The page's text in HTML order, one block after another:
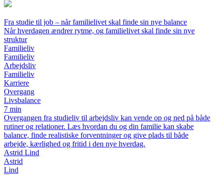
Fra studie til job – når familielivet skal finde sin nye balance
Når hverdagen ændrer rytme, og familielivet skal finde sin nye
struktur
Familieliv
Familieliv
Arbejdsliv
Familieliv
Karriere
Overgang
Livsbalance
7 min
Overgangen fra studieliv til arbejdsliv kan vende op og ned på både
rutiner og relationer. Læs hvordan du og din familie kan skabe
balance, finde realistiske forventninger og give plads til både
arbejde, kærlighed og fritid i den nye hverdag.
Astrid Lind
Astrid
Lind